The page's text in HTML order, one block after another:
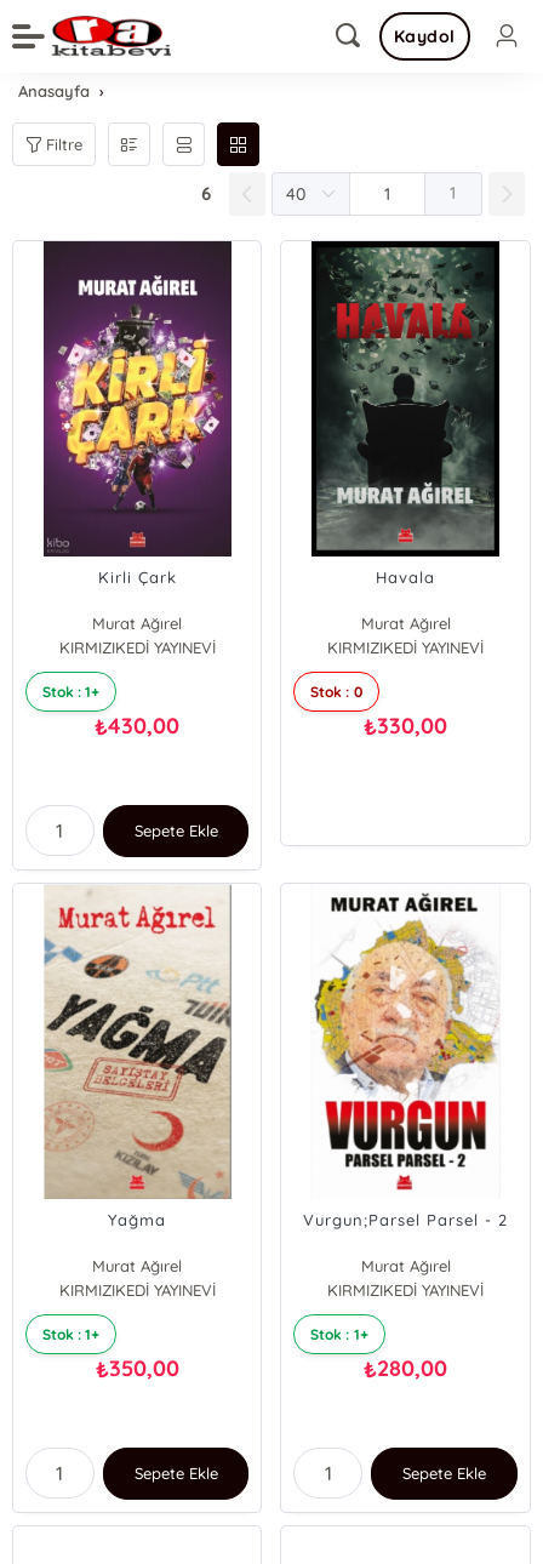
Kaydol
Anasayfa
Filtre
6 1
Kirli Çark
Murat Ağırel
KIRMIZIKEDİ YAYINEVİ
Stok : 1+
₺430,00
Sepete Ekle
Havala
Murat Ağırel
KIRMIZIKEDİ YAYINEVİ
Stok : 0
₺330,00
Yağma
Murat Ağırel
KIRMIZIKEDİ YAYINEVİ
Stok : 1+
₺350,00
Sepete Ekle
Vurgun;Parsel Parsel - 2
Murat Ağırel
KIRMIZIKEDİ YAYINEVİ
Stok : 1+
₺280,00
Sepete Ekle